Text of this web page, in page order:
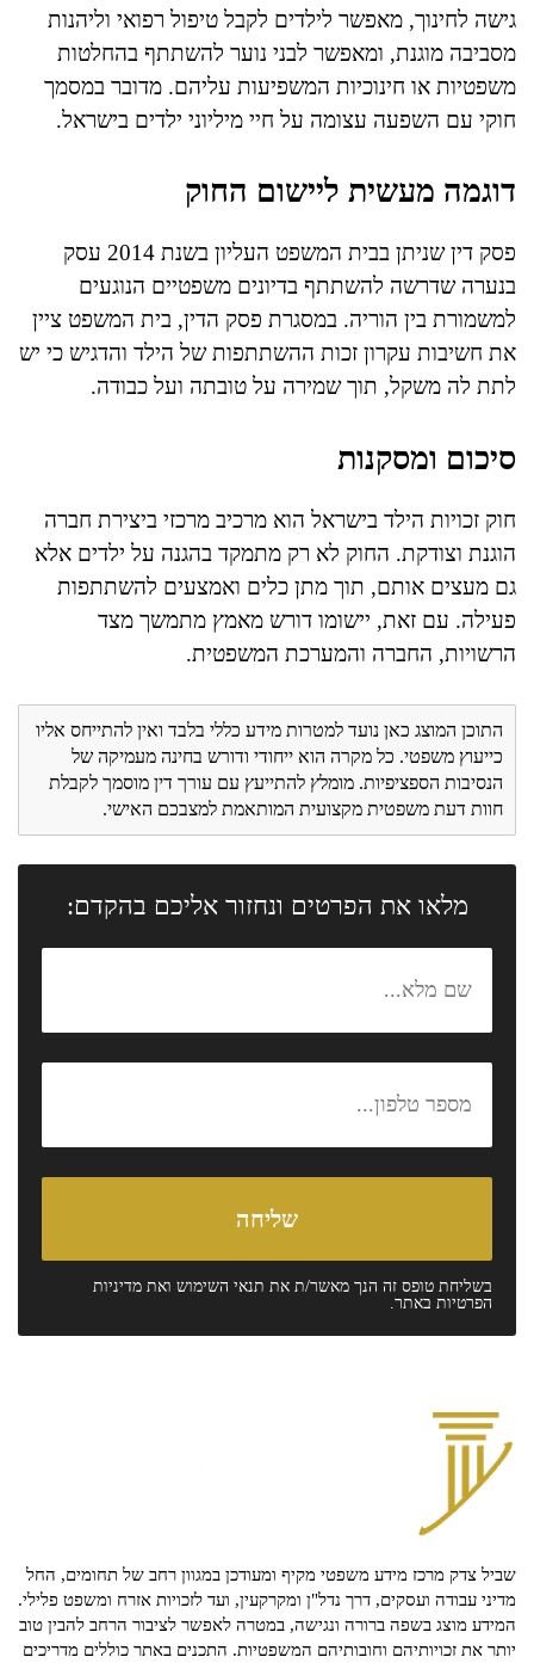
גישה לחינוך, מאפשר לילדים לקבל טיפול רפואי וליהנות
מסביבה מוגנת, ומאפשר לבני נוער להשתתף בהחלטות
משפטיות או חינוכיות המשפיעות עליהם. מדובר במסמך
חוקי עם השפעה עצומה על חיי מיליוני ילדים בישראל.
דוגמה מעשית ליישום החוק
פסק דין שניתן בבית המשפט העליון בשנת 2014 עסק
בנערה שדרשה להשתתף בדיונים משפטיים הנוגעים
למשמורת בין הוריה. במסגרת פסק הדין, בית המשפט ציין
את חשיבות עקרון זכות ההשתתפות של הילד והדגיש כי יש
לתת לה משקל, תוך שמירה על טובתה ועל כבודה.
סיכום ומסקנות
חוק זכויות הילד בישראל הוא מרכיב מרכזי ביצירת חברה
הוגנת וצודקת. החוק לא רק מתמקד בהגנה על ילדים אלא
גם מעצים אותם, תוך מתן כלים ואמצעים להשתתפות
פעילה. עם זאת, יישומו דורש מאמץ מתמשך מצד
הרשויות, החברה והמערכת המשפטית.
התוכן המוצג כאן נועד למטרות מידע כללי בלבד ואין להתייחס אליו
כייעוץ משפטי. כל מקרה הוא ייחודי ודורש בחינה מעמיקה של
הנסיבות הספציפיות. מומלץ להתייעץ עם עורך דין מוסמך לקבלת
חוות דעת משפטית מקצועית המותאמת למצבכם האישי.
מלאו את הפרטים ונחזור אליכם בהקדם:
בשליחת טופס זה הנך מאשר/ת את תנאי השימוש ואת מדיניות
הפרטיות באתר.
שביל צדק מרכז מידע משפטי מקיף ומעודכן במגוון רחב של תחומים, החל
מדיני עבודה ועסקים, דרך נדל"ן ומקרקעין, ועד לזכויות אזרח ומשפט פלילי.
המידע מוצג בשפה ברורה ונגישה, במטרה לאפשר לציבור הרחב להבין טוב
יותר את זכויותיהם וחובותיהם המשפטיות. התכנים באתר כוללים מדריכים